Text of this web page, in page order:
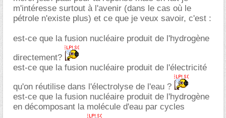
m'intéresse surtout à l'avenir (dans le cas où le
pétrole n'existe plus) et ce que je veux savoir, c'est :
est-ce que la fusion nucléaire produit de l'hydrogène
directement?
est-ce que la fusion nucléaire produit de l'électricité
qu'on réutilise dans l'électrolyse de l'eau ?
est-ce que la fusion nucléaire produit de l'hydrogène
en décomposant la molécule d'eau par cycles